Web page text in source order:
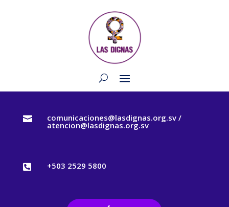
 comunicaciones@lasdignas.org.sv /
atencion@lasdignas.org.sv
 +503 2529 5800